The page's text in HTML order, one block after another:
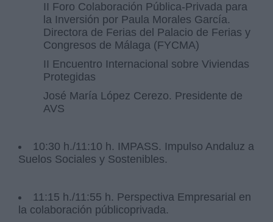
II Foro Colaboración Pública-Privada para
la Inversión por Paula Morales García.
Directora de Ferias del Palacio de Ferias y
Congresos de Málaga (FYCMA)
II Encuentro Internacional sobre Viviendas
Protegidas
José María López Cerezo. Presidente de
AVS
10:30 h./11:10 h. IMPASS. Impulso Andaluz a
Suelos Sociales y Sostenibles.
11:15 h./11:55 h. Perspectiva Empresarial en
la colaboración públicoprivada.